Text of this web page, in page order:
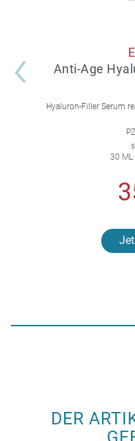
Anti-Age
30 ML
DER